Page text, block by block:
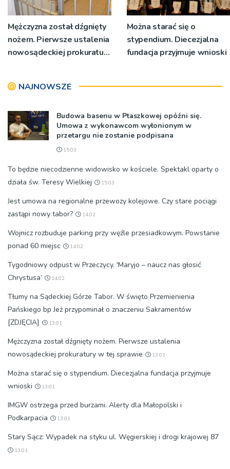
Mężczyzna został dźgnięty
nożem. Pierwsze ustalenia
nowosądeckiej prokuratury
Można starać się o
stypendium. Diecezjalna
fundacja przyjmuje wnioski
NAJNOWSZE
Budowa basenu w Ptaszkowej opóźni się.
Umowa z wykonawcom wyłonionym w
przetargu nie zostanie podpisana
15:03
To będzie niecodzienne widowisko w kościele. Spektakl oparty o
działa św. Teresy Wielkiej
15:03
Jest umowa na regionalne przewozy kolejowe. Czy stare pociągi
zastąpi nowy tabor?
14:02
Wojnicz rozbuduje parking przy węźle przesiadkowym. Powstanie
ponad 60 miejsc
14:02
Tygodniowy odpust w Przeczycy. 'Maryjo – naucz nas głosić
Chrystusa’
14:02
Tłumy na Sądeckiej Górze Tabor. W święto Przemienienia
Pańskiego bp Jeż przypominał o znaczeniu Sakramentów
[ZDJĘCIA]
13:01
Mężczyzna został dźgnięty nożem. Pierwsze ustalenia
nowosądeckiej prokuratury w tej sprawie
13:01
Można starać się o stypendium. Diecezjalna fundacja przyjmuje
wnioski
13:01
IMGW ostrzega przed burzami. Alerty dla Małopolski i
Podkarpacia
13:01
Stary Sącz: Wypadek na styku ul. Węgierskiej i drogi krajowej 87
13:01